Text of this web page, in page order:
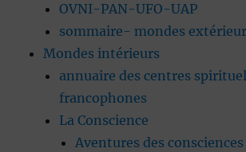
OVNI-PAN-UFO-UAP
sommaire- mondes
Mondes intérieurs
annuaire des centres
francophones
La Conscience
Aventures des consciences